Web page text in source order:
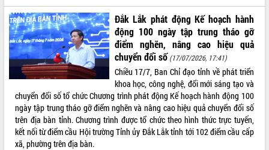
Đắk Lắk phát động Kế hoạch hành
động 100 ngày tập trung tháo gỡ
điểm nghẽn, nâng cao hiệu quả
chuyển đổi số (17/07/2026, 17:41)
Chiều 17/7, Ban Chỉ đạo tỉnh về phát triển
khoa học, công nghệ, đổi mới sáng tạo và
chuyển đổi số tổ chức Chương trình phát động Kế hoạch hành động 100
ngày tập trung tháo gỡ điểm nghẽn và nâng cao hiệu quả chuyển đổi số
trên địa bàn tỉnh. Chương trình được tổ chức theo hình thức trực tuyến,
kết nối từ điểm cầu Hội trường Tỉnh ủy Đắk Lắk tỉnh tới 102 điểm cầu cấp
xã, phường trên địa bàn.